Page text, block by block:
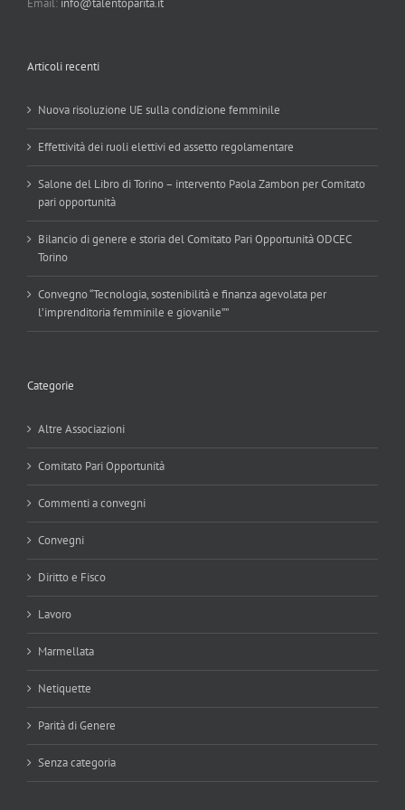
Email: info@talentoparita.it
Articoli recenti
Nuova risoluzione UE sulla condizione femminile
Effettività dei ruoli elettivi ed assetto regolamentare
Salone del Libro di Torino – intervento Paola Zambon per Comitato
pari opportunità
Bilancio di genere e storia del Comitato Pari Opportunità ODCEC
Torino
Convegno “Tecnologia, sostenibilità e finanza agevolata per
l’imprenditoria femminile e giovanile””
Categorie
Altre Associazioni
Comitato Pari Opportunità
Commenti a convegni
Convegni
Diritto e Fisco
Lavoro
Marmellata
Netiquette
Parità di Genere
Senza categoria